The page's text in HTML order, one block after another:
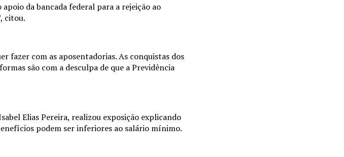
da bancada federal para a rejeição ao
citou.
fazer com as aposentadorias. As conquistas dos
são com a desculpa de que a Previdência
Elias Pereira, realizou exposição explicando
podem ser inferiores ao salário mínimo.